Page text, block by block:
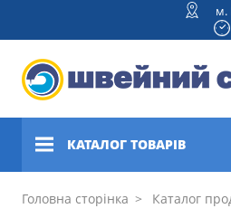
м.
КАТАЛОГ ТОВАРІВ
Швейні машини
Головна сторінка Каталог